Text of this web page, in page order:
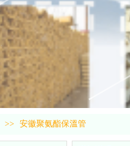
>> 安徽聚氨酯保溫管